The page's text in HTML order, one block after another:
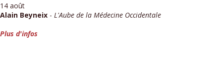
14 août
Alain Beyneix - L'Aube de la Médecine Occidentale
Plus d'infos